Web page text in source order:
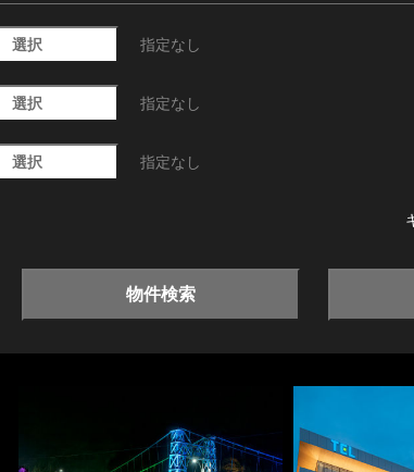
選択 指定なし
選択 指定なし
選択 指定なし
物件検索